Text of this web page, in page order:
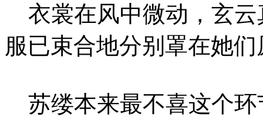
衣裳在风中微动，玄云
服已束合地分别罩在她
苏缕本来最不喜这个环